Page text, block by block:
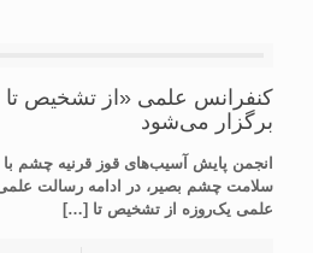
کنفرانس علمی «از تشخیص تا
برگزار می‌شود
انجمن پایش آسیب‌های قوز قرنیه چشم
سلامت چشم بصیر، در ادامه رسالت
علمی یک‌روزه از تشخیص تا […]